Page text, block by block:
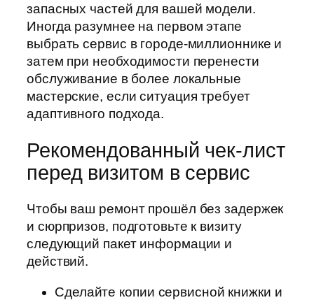
запасных частей для вашей модели.
Иногда разумнее на первом этапе
выбрать сервис в городе-миллионнике и
затем при необходимости перенести
обслуживание в более локальные
мастерские, если ситуация требует
адаптивного подхода.
Рекомендованный чек-лист
перед визитом в сервис
Чтобы ваш ремонт прошёл без задержек
и сюрпризов, подготовьте к визиту
следующий пакет информации и
действий.
Сделайте копии сервисной книжки и